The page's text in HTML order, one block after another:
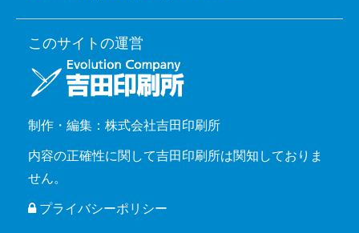
このサイトの運営
制作・編集：株式会社吉田印刷所
内容の正確性に関して吉田印刷所は関知しておりま
せん。
プライバシーポリシー